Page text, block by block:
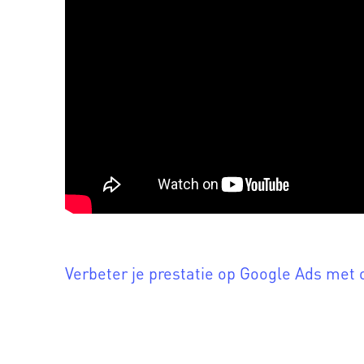
Verbeter je prestatie op Google Ads met